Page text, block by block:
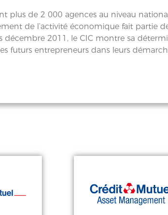
plus de 2 000 agences au niveau
de l’activité économique fait partie
décembre 2011, le CIC montre sa
futurs entrepreneurs dans leurs